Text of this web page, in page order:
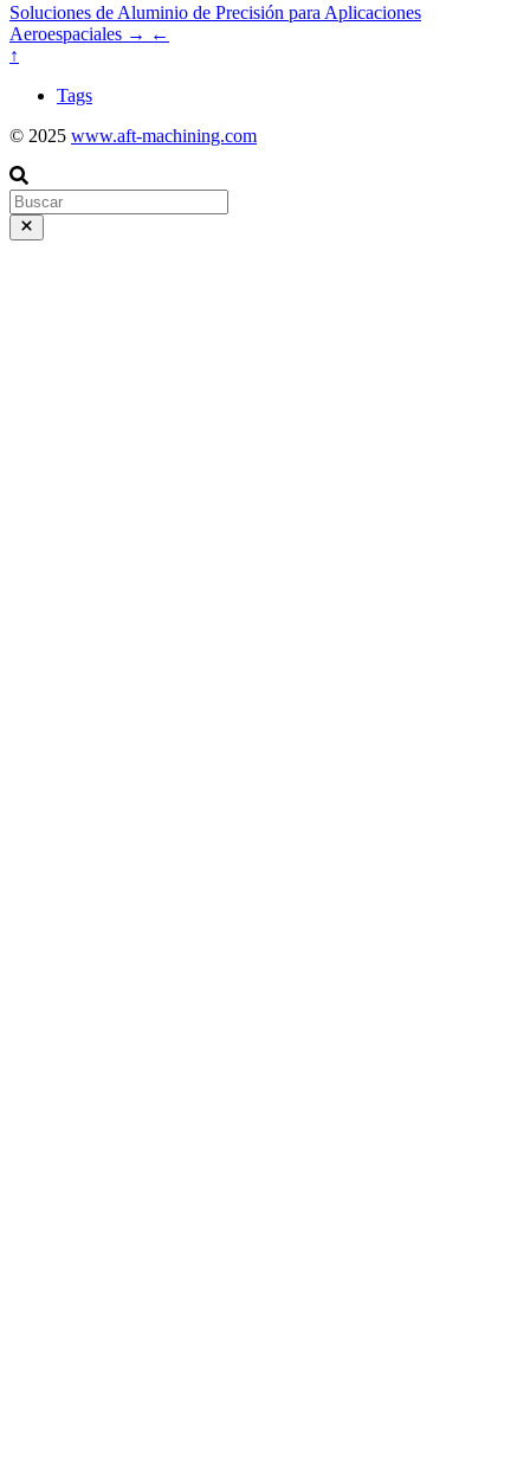
Soluciones de Aluminio de Precisión para Aplicaciones
Aeroespaciales → ←
↑
Tags
© 2025 www.aft-machining.com